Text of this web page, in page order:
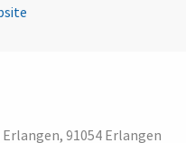
91054 Erlangen